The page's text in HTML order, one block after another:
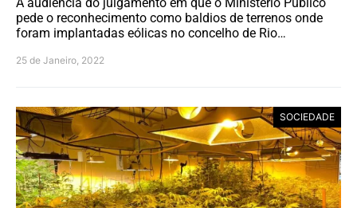
pede o reconhecimento como baldios de terrenos onde
foram implantadas eólicas no concelho de Rio…
25 de Janeiro, 2022
SOCIEDADE